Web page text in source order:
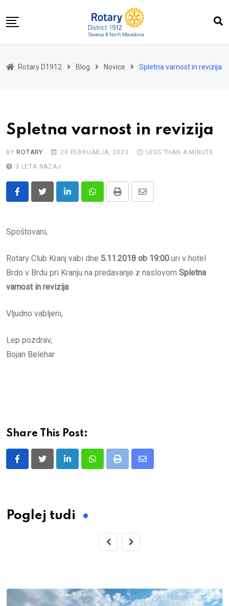
to
O nas
Dogodki
Rotary D1912 Blog Novice Spletna varnost in revizija
Spletna varnost in revizija
BY ROTARY 20 FEBRUARJA, 2023
LESS THAN A MINUTE
3 LETA NAZAJ
LinkedInWhatsappPrint
Share
Spoštovani,
Rotary Club Kranj vabi dne 5.11.2018 ob 19:00 uri v hotel
Brdo v Brdu pri Kranju na predavanje z naslovom Spletna
varnost in revizija.
Vljudno vabljeni,
Lep pozdrav,
Bojan Belehar
Share This Post:
LinkedInWhatsappPrint
Share
Poglej tudi